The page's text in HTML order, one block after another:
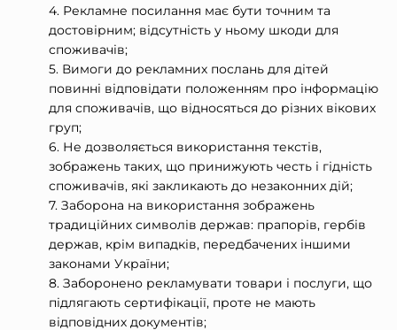
Рекламне посилання має бути точним та
достовірним; відсутність у ньому шкоди для
споживачів;
Вимоги до рекламних послань для дітей
повинні відповідати положенням про інформацію
для споживачів, що відносяться до різних вікових
груп;
Не дозволяється використання текстів,
зображень таких, що принижують честь і гідність
споживачів, які закликають до незаконних дій;
Заборона на використання зображень
традиційних символів держав: прапорів, гербів
держав, крім випадків, передбачених іншими
законами України;
Заборонено рекламувати товари і послуги, що
підлягають сертифікації, проте не мають
відповідних документів;